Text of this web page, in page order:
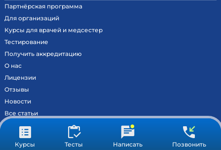
Курсы Тесты Написать Позвонить
Партнёрская программа
Для организаций
Курсы для врачей и медсестер
Тестирование
Получить аккредитацию
О нас
Лицензии
Отзывы
Новости
Все статьи
Контакты
Вход на образовательный портал